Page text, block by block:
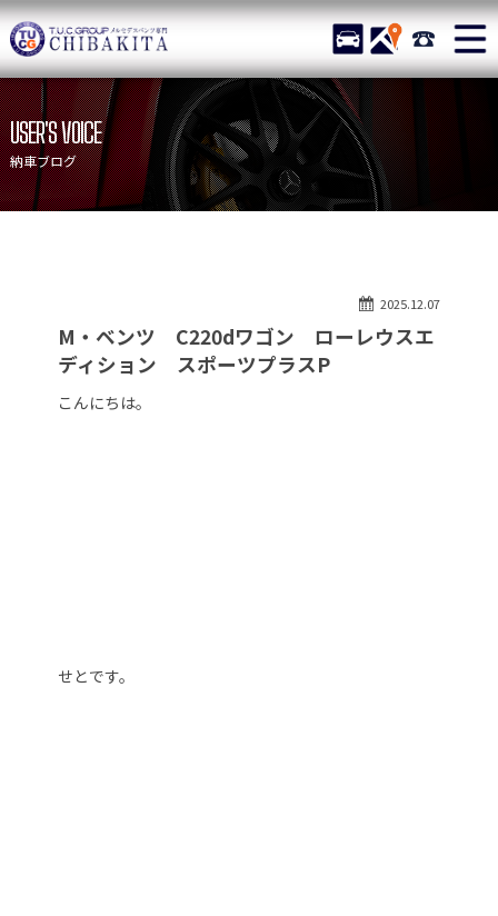
TUCグループ メルセデスベ
STOCK ACCESS 043-
ニュース
在庫リスト
目玉車両一覧
店舗紹介
保証＆サービス
アクセスマップ
自動車保険
TUCとは？
納車blog
USER'S VOICE
納車ブログ
2025.12.07
M・ベンツ C220dワゴン ローレウスエ
ディション スポーツプラスP
こんにちは。
せとです。